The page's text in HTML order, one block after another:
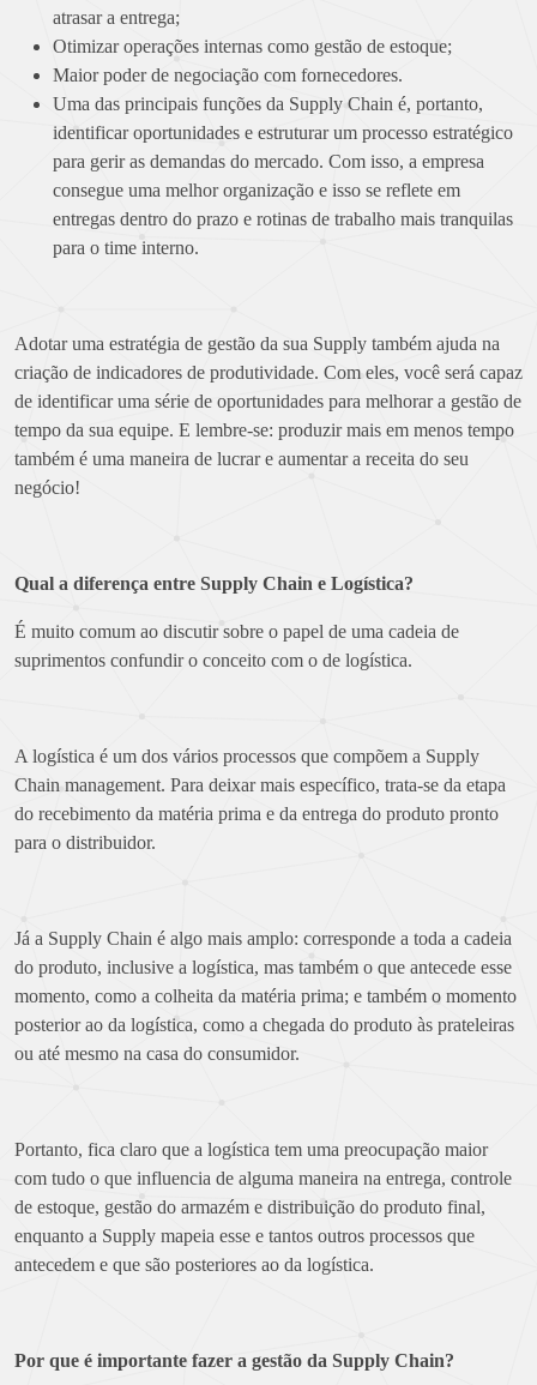
atrasar a entrega;
Otimizar operações internas como gestão de estoque;
Maior poder de negociação com fornecedores.
Uma das principais funções da Supply Chain é, portanto,
identificar oportunidades e estruturar um processo estratégico
para gerir as demandas do mercado. Com isso, a empresa
consegue uma melhor organização e isso se reflete em
entregas dentro do prazo e rotinas de trabalho mais tranquilas
para o time interno.
Adotar uma estratégia de gestão da sua Supply também ajuda na
criação de indicadores de produtividade. Com eles, você será capaz
de identificar uma série de oportunidades para melhorar a gestão de
tempo da sua equipe. E lembre-se: produzir mais em menos tempo
também é uma maneira de lucrar e aumentar a receita do seu
negócio!
Qual a diferença entre Supply Chain e Logística?
É muito comum ao discutir sobre o papel de uma cadeia de
suprimentos confundir o conceito com o de logística.
A logística é um dos vários processos que compõem a Supply
Chain management. Para deixar mais específico, trata-se da etapa
do recebimento da matéria prima e da entrega do produto pronto
para o distribuidor.
Já a Supply Chain é algo mais amplo: corresponde a toda a cadeia
do produto, inclusive a logística, mas também o que antecede esse
momento, como a colheita da matéria prima; e também o momento
posterior ao da logística, como a chegada do produto às prateleiras
ou até mesmo na casa do consumidor.
Portanto, fica claro que a logística tem uma preocupação maior
com tudo o que influencia de alguma maneira na entrega, controle
de estoque, gestão do armazém e distribuição do produto final,
enquanto a Supply mapeia esse e tantos outros processos que
antecedem e que são posteriores ao da logística.
Por que é importante fazer a gestão da Supply Chain?